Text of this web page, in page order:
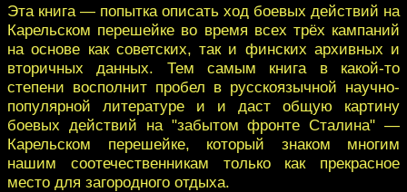
Эта книга — попытка описать ход боевых действий на
Карельском перешейке во время всех трёх кампаний
на основе как советских, так и финских архивных и
вторичных данных. Тем самым книга в какой-то
степени восполнит пробел в русскоязычной научно-
популярной литературе и и даст общую картину
боевых действий на "забытом фронте Сталина" —
Карельском перешейке, который знаком многим
нашим соотечественникам только как прекрасное
место для загородного отдыха.